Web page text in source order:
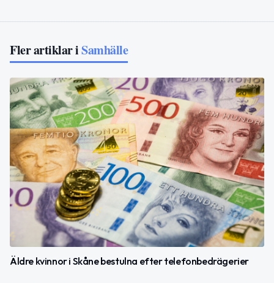
Fler artiklar iSamhälle
Äldre kvinnor i Skåne bestulna efter telefonbedrägerier